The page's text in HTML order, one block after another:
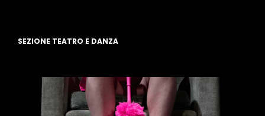
SEZIONE TEATRO E DANZA